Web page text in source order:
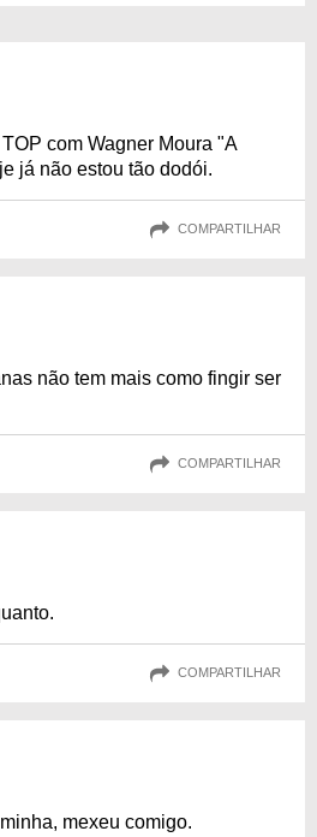
com Wagner Moura "A
já não estou tão dodói.
COMPARTILHAR
não tem mais como fingir ser
COMPARTILHAR
COMPARTILHAR
mexeu comigo.